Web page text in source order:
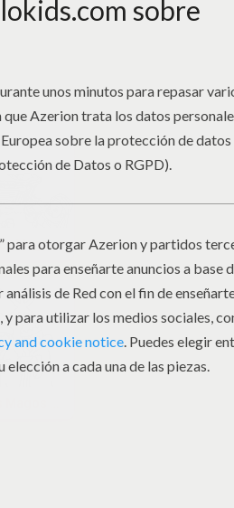
Los 3 Reyes Magos Con El Niño Jesús